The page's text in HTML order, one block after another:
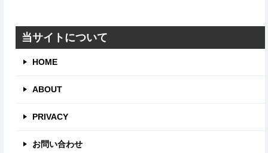
リ
当サイトについて
HOME
ABOUT
PRIVACY
お問い合わせ